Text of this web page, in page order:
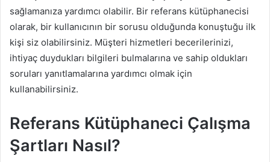
sağlamanıza yardımcı olabilir. Bir referans kütüphanecisi
olarak, bir kullanıcının bir sorusu olduğunda konuştuğu ilk
kişi siz olabilirsiniz. Müşteri hizmetleri becerilerinizi,
ihtiyaç duydukları bilgileri bulmalarına ve sahip oldukları
soruları yanıtlamalarına yardımcı olmak için
kullanabilirsiniz.
Referans Kütüphaneci Çalışma
Şartları Nasıl?